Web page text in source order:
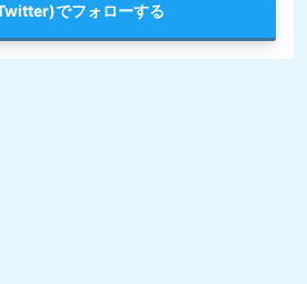
でフォローする